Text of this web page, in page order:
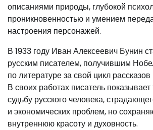
описаниями природы, глубокой
проникновенностью и умением
настроения персонажей.
В 1933 году Иван Алексеевич Бунин
русским писателем, получившим
по литературе за свой цикл
В своих работах писатель показывает
судьбу русского человека,
и экономических проблем, но
внутреннюю красоту и духовность.